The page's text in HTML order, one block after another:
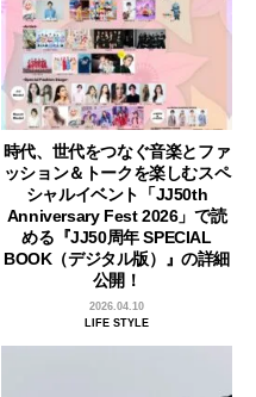
時代、世代をつなぐ音楽とファ
ッション＆トークを楽しむスペ
シャルイベント「JJ50th
Anniversary Fest 2026」で読
める『JJ50周年 SPECIAL
BOOK（デジタル版）』の詳細
公開！
2026.04.10
LIFE STYLE